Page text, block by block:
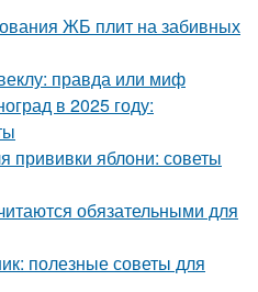
ЖБ плит на забивных
правда или миф
в 2025 году:
прививки яблони: советы
обязательными для
полезные советы для